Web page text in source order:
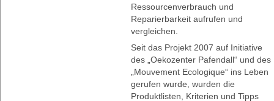
Ressourcenverbrauch und
Reparierbarkeit aufrufen und
vergleichen.
Seit das Projekt 2007 auf Initiative
des „Oekozenter Pafendall“ und des
„Mouvement Ecologique“ ins Leben
gerufen wurde, wurden die
Produktlisten, Kriterien und Tipps